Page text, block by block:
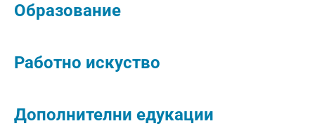
Образование
Работно искуство
Дополнителни едукации